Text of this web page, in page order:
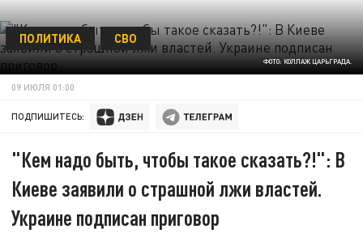
ФОТО: КОЛЛАЖ ЦАРЬГРАДА.
ПОЛИТИКА СВО
09 ИЮЛЯ 01:00
ПОДПИШИТЕСЬ:
"Кем надо быть, чтобы такое сказать?!": В
Киеве заявили о страшной лжи властей.
Украине подписан приговор